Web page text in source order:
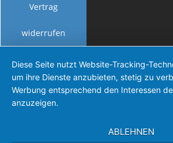
Vertrag
widerrufen
Diese Seite nutzt Website-Tracking-
um ihre Dienste anzubieten, stetig zu
Werbung entsprechend den Interessen
anzuzeigen.
ABLEHNEN